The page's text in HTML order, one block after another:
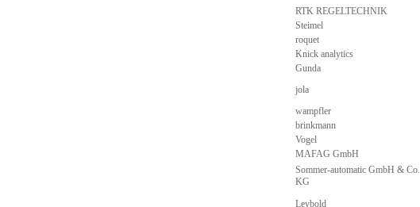
RTK REGELTECHNIK
Steimel
roquet
Knick analytics
Gunda
jola
wampfler
brinkmann
Vogel
MAFAG GmbH
Sommer-automatic GmbH & Co.
KG
Leybold